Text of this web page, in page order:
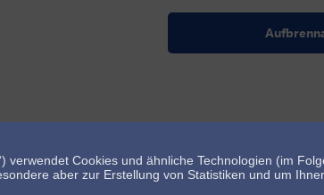
Kontakt!
verwendet Cookies und ähnliche Technologien (im
aber zur Erstellung von Statistiken und um